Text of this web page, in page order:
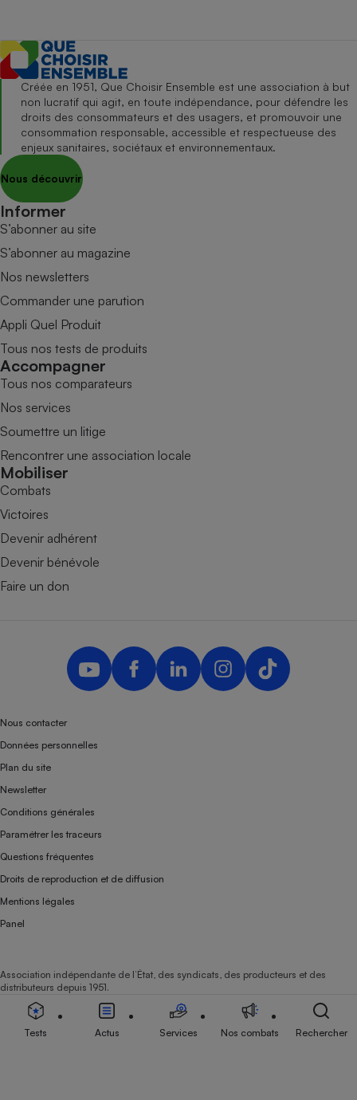
Créée en 1951, Que Choisir Ensemble est une association à but
non lucratif qui agit, en toute indépendance, pour défendre les
droits des consommateurs et des usagers, et promouvoir une
consommation responsable, accessible et respectueuse des
enjeux sanitaires, sociétaux et environnementaux.
Nous découvrir
Informer
S’abonner au site
S’abonner au magazine
Nos newsletters
Commander une parution
Appli Quel Produit
Tous nos tests de produits
Accompagner
Tous nos comparateurs
Nos services
Soumettre un litige
Rencontrer une association locale
Mobiliser
Combats
Victoires
Devenir adhérent
Devenir bénévole
Faire un don
Nous contacter
Données personnelles
Plan du site
Newsletter
Conditions générales
Paramétrer les traceurs
Questions fréquentes
Droits de reproduction et de diffusion
Mentions légales
Panel
Association indépendante de l’État, des syndicats, des producteurs et des
distributeurs depuis 1951.
Tests Actus Services Nos combats Rechercher